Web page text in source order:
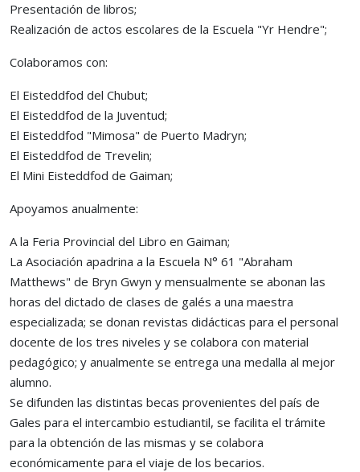
Presentación de libros;
Realización de actos escolares de la Escuela "Yr Hendre";
Colaboramos con:
El Eisteddfod del Chubut;
El Eisteddfod de la Juventud;
El Eisteddfod "Mimosa" de Puerto Madryn;
El Eisteddfod de Trevelin;
El Mini Eisteddfod de Gaiman;
Apoyamos anualmente:
A la Feria Provincial del Libro en Gaiman;
La Asociación apadrina a la Escuela N° 61 "Abraham
Matthews" de Bryn Gwyn y mensualmente se abonan las
horas del dictado de clases de galés a una maestra
especializada; se donan revistas didácticas para el personal
docente de los tres niveles y se colabora con material
pedagógico; y anualmente se entrega una medalla al mejor
alumno.
Se difunden las distintas becas provenientes del país de
Gales para el intercambio estudiantil, se facilita el trámite
para la obtención de las mismas y se colabora
económicamente para el viaje de los becarios.